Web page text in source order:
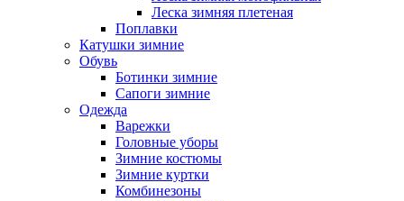
Леска зимняя плетеная
Поплавки
Катушки зимние
Обувь
Ботинки зимние
Сапоги зимние
Одежда
Варежки
Головные уборы
Зимние костюмы
Зимние куртки
Комбинезоны